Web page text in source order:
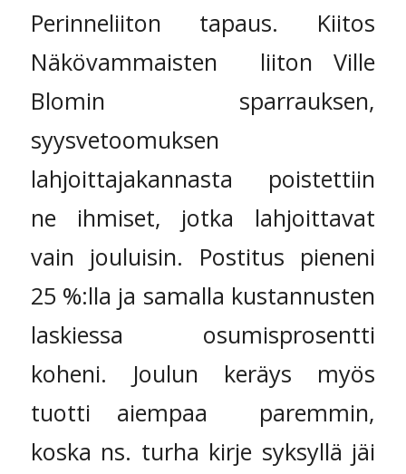
Perinneliiton tapaus. Kiitos
Näkövammaisten liiton Ville
Blomin sparrauksen,
syysvetoomuksen
lahjoittajakannasta poistettiin
ne ihmiset, jotka lahjoittavat
vain jouluisin. Postitus pieneni
25 %:lla ja samalla kustannusten
laskiessa osumisprosentti
koheni. Joulun keräys myös
tuotti aiempaa paremmin,
koska ns. turha kirje syksyllä jäi